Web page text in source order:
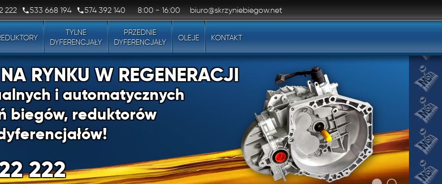
222 533 668 194 574 392 140 8:00 - 16:00 biuro@skrzyniebiegow.net
TYLNE
DYFERENCJAŁY
PRZEDNIE
DYFERENCJAŁY
OLEJE KONTAKT
222
RYNKU W REGENERACJI
i automatycznych
biegów, reduktorów